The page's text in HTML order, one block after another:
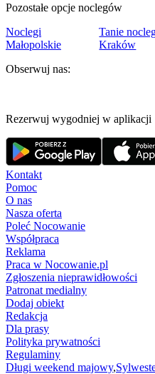
Pozostałe opcje noclegów
Noclegi
Małopolskie
Tanie
Kraków
Obserwuj nas:
Rezerwuj wygodniej w aplikacji
Kontakt
Pomoc
O nas
Nasza oferta
Poleć Nocowanie
Współpraca
Reklama
Praca w Nocowanie.pl
Zgłoszenia nieprawidłowości
Patronat medialny
Dodaj obiekt
Redakcja
Dla prasy
Polityka prywatności
Regulaminy
Długi weekend majowy,